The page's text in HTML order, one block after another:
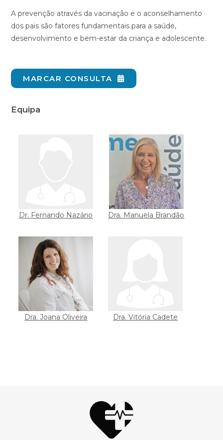
A prevenção através da vacinação e o aconselhamento
dos pais são fatores fundamentais para a saúde,
desenvolvimento e bem-estar da criança e adolescente.
MARCAR CONSULTA
Equipa
Dr. Fernando Nazário Dra. Manuela Brandão
Dra. Joana Oliveira Dra. Vitória Cadete